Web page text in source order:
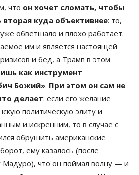
что он хочет сломать, чтобы
вторая куда объективнее: то,
обветшало и плохо работает.
им и является настоящей
и бед, а Трамп в этом
как инструмент
Божий». При этом он сам не
делает: если его желание
политическую элиту и
и искренним, то в случае с
обрушить американские
ему казалось (после
Мадуро), что он поймал волну — и